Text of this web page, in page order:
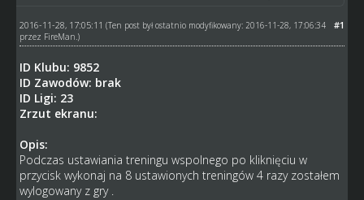
#1
2016-11-28, 17:05:11 (Ten post był ostatnio modyfikowany: 2016-11-28, 17:06:34
przez FireMan .)
ID Klubu: 9852
ID Zawodów: brak
ID Ligi: 23
Zrzut ekranu:
Opis:
Podczas ustawiania treningu wspolnego po kliknięciu w
przycisk wykonaj na 8 ustawionych treningów 4 razy zostałem
wylogowany z gry .